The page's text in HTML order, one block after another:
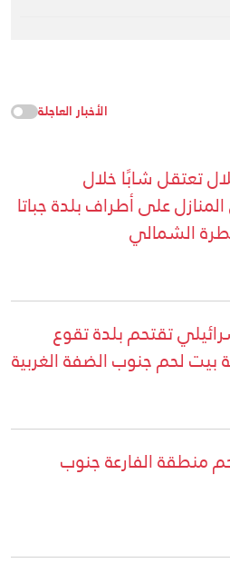
الأخبار العاجلة
تعتقل شابًا خلال
على أطراف بلدة جباتا
الشمالي
تقتحم بلدة تقوع
لحم جنوب الضفة الغربية
منطقة الفارعة جنوب